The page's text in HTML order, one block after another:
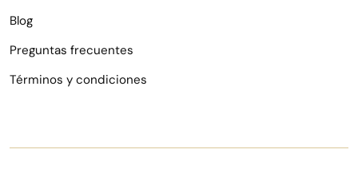
Blog
Preguntas frecuentes
Términos y condiciones